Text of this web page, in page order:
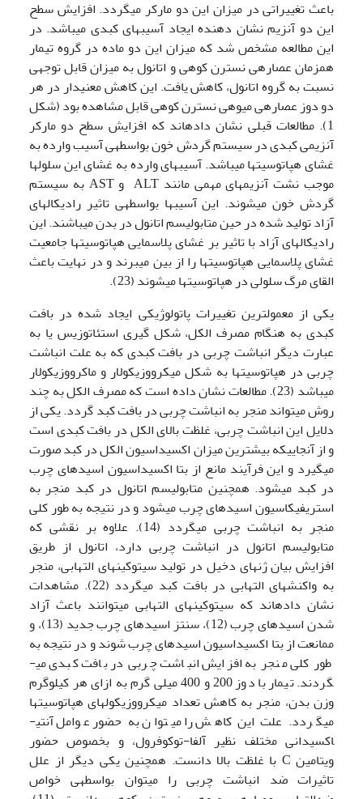
باعث تغییراتی در میزان این دو مارکر می­گردد. افزایش سطح
این دو آنزیم نشان دهنده ایجاد آسیب­های کبدی می­باشد. در
این مطالعه مشخص شد که میزان این دو ماده در گروه تیمار
همزمان عصاره­ی نسترن کوهی و اتانول به میزان قابل توجهی
نسبت به گروه اتانول، کاهش یافت. این کاهش معنی­دار در هر
دو دوز عصاره­ی میوه­ی نسترن کوهی قابل مشاهده بود (شکل
1). مطالعات قبلی نشان داده­اند که افزایش سطح دو مارکر
آنزیمی کبدی در سیستم گردش خون بواسطه­ی آسیب وارده به
غشای هپاتوسیت­ها می­باشد. آسیب­های وارده به غشای این سلول­ها
موجب نشت آنزیم­های مهمی مانند ALT و AST به سیستم
گردش خون می­شوند. این آسیب­ها بواسطه­ی تاثیر رادیکال­های
آزاد تولید شده در حین متابولیسم اتانول در بدن می­باشند. این
رادیکال­های آزاد با تاثیر بر غشای پلاسمایی هپاتوسیت­ها جامعیت
غشای پلاسمایی هپاتوسیت­ها را از بین می­برند و در نهایت باعث
القای مرگ سلولی در هپاتوسیت­ها می­شوند (23).
یکی از معمول­ترین تغییرات پاتولوژیکی ایجاد شده در بافت
کبدی به هنگام مصرف الکل، شکل گیری استئاتوزیس یا به
عبارت دیگر انباشت چربی در بافت کبدی که به علت انباشت
چربی در هپاتوسیت­ها به شکل میکرووزیکولار و ماکرووزیکولار
می­باشد (23). مطالعات نشان داده است که مصرف الکل به چند
روش می­تواند منجر به انباشت چربی در بافت کبد گردد. یکی از
دلایل این انباشت چربی، غلظت بالای الکل در بافت کبدی است
و از آنجاییکه بیشترین میزان اکسیداسیون الکل در کبد صورت
می­گیرد و این فرآیند مانع از بتا اکسیداسیون اسیدهای چرب
در کبد می­شود. همچنین متابولیسم اتانول در کبد منجر به
استریفیکاسیون اسیدهای چرب می­شود و در نتیجه به طور کلی
منجر به انباشت چربی می­گردد (14). علاوه بر نقشی که
متابولیسم اتانول در انباشت چربی دارد، اتانول از طریق
افزایش بیان ژن­های دخیل در تولید سیتوکین­های التهابی، منجر
به واکنش­های التهابی در بافت کبد می­گردد (22). مشاهدات
نشان داده­اند که سیتوکین­های التهابی می­توانند باعث آزاد
شدن اسیدهای چرب (12)، سنتز اسیدهای چرب جدید (13)، و
ممانعت از بتا اکسیداسیون اسیدهای چرب شوند و در نتیجه به
طور کلی منجر به افزایش انباشت چربی در بافت کبدی می­
گردند. تیمار با دوز 200 و 400 میلی گرم به ازای هر کیلوگرم
وزن بدن، منجر به کاهش تعداد میکرووزیکولهای هپاتوسیت­ها
می­گردد. علت این کاهش را می­توان به حضور عوامل آنتی­
اکسیدانی مختلف نظیر آلفا-توکوفرول، و بخصوص حضور
ویتامین C با غلظت بالا دانست. همچنین یکی دیگر از علل
تاثیرات ضد انباشت چربی را می­توان بواسطه­ی خواص